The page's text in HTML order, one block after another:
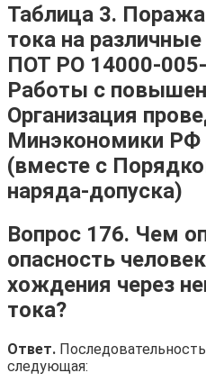
Таблица 3.
тока на
ПОТ РО 14000-
Работы с
Организация
Минэкономики РФ
(вместе с
наряда-допуска)
Вопрос 176. Чем
опасность
хождения через
тока?
Ответ.
следу­ющая: